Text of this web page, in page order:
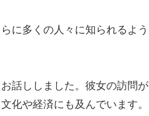
に多くの人々に知られるよう
話ししました。彼女の訪問が
化や経済にも及んでいます。